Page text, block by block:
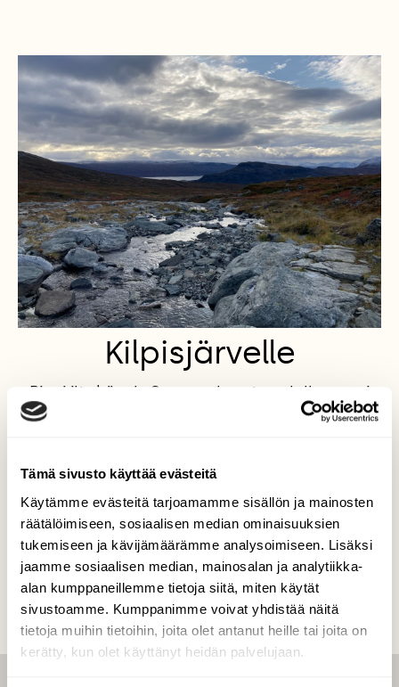
Tämä sivusto käyttää evästeitä
Käytämme evästeitä tarjoamamme sisällön ja mainosten
räätälöimiseen, sosiaalisen median ominaisuuksien
tukemiseen ja kävijämäärämme analysoimiseen. Lisäksi
jaamme sosiaalisen median, mainosalan ja analytiikka-
alan kumppaneillemme tietoja siitä, miten käytät
sivustoamme. Kumppanimme voivat yhdistää näitä
tietoja muihin tietoihin, joita olet antanut heille tai joita on
kerätty, kun olet käyttänyt heidän palvelujaan.
Kilpisjärvelle
Pieni iltakävely Saanan luontopolulle avasi
kauniin ilta-aurinkoisen ruskamaiseman
Kuvaaja: Marjaana Aali
Kilpailun etusivulle